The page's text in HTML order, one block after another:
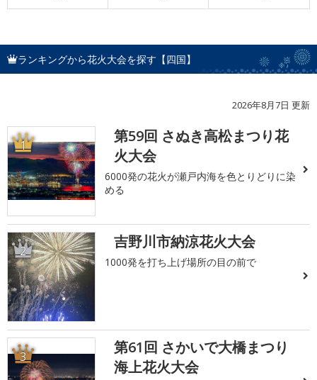
ランキングから花火大会を探す【四国】
2026年8月7日 更新
1
第59回 さぬき高松まつり花
火大会
6000発の花火が瀬戸内海を色とりどりに染
める
2 吉野川市納涼花火大会
1000発を打ち上げ場所の目の前で
3
第61回 さかいで大橋まつり
海上花火大会